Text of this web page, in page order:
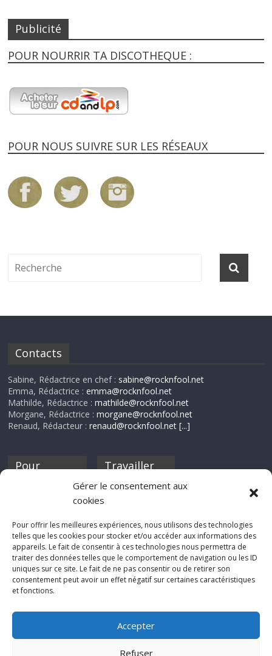
Gérer le consentement aux
cookies
Pour offrir les meilleures expériences, nous utilisons des technologies
telles que les cookies pour stocker et/ou accéder aux informations des
appareils. Le fait de consentir à ces technologies nous permettra de
traiter des données telles que le comportement de navigation ou les ID
uniques sur ce site. Le fait de ne pas consentir ou de retirer son
consentement peut avoir un effet négatif sur certaines caractéristiques
et fonctions.
Accepter
Refuser
Publicité
POUR NOURRIR TA DISCOTHEQUE :
POUR NOUS SUIVRE SUR LES RÉSEAUX
Contacts
Sabine, Rédactrice en chef : sabine@rocknfool.net
Emma, Rédactrice :emma@rocknfool.net
Mathilde, Rédactrice :mathilde@rocknfool.net
Morgane, Rédactrice :morgane@rocknfool.net
Renaud, Rédacteur :renaud@rocknfool.net [...]
Pour
discothèque
Travailler
Si tu souhaites
Rocknfool, n'hésite
pas à nous envoyer
tes chroniques de
concerts, de films,
séries ou des billets
d'humeur :
net